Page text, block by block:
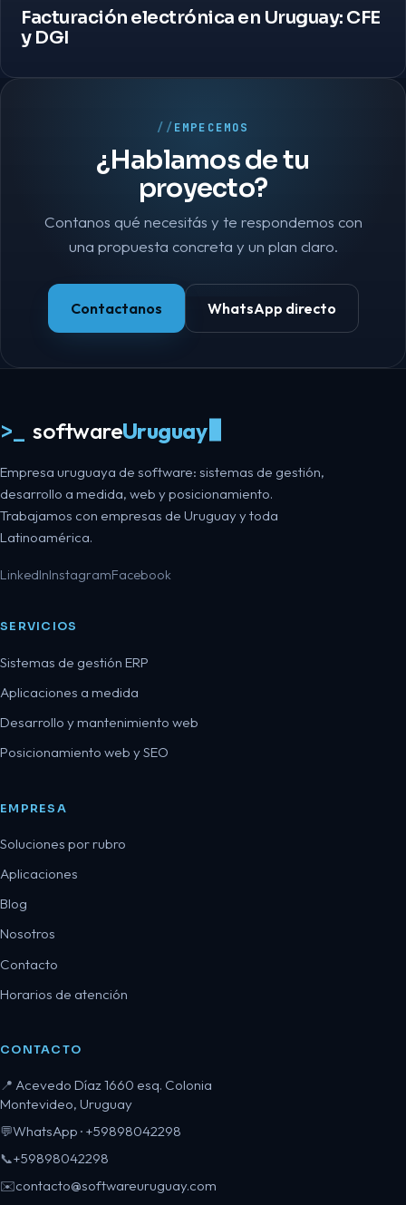
Facturación electrónica en Uruguay: CFE
y DGI
EMPECEMOS
¿Hablamos de tu
proyecto?
Contanos qué necesitás y te respondemos con
una propuesta concreta y un plan claro.
Contactanos WhatsApp directo
>_ softwareUruguay
Empresa uruguaya de software: sistemas de gestión,
desarrollo a medida, web y posicionamiento.
Trabajamos con empresas de Uruguay y toda
Latinoamérica.
LinkedInInstagramFacebook
SERVICIOS
Sistemas de gestión ERP
Aplicaciones a medida
Desarrollo y mantenimiento web
Posicionamiento web y SEO
EMPRESA
Soluciones por rubro
Aplicaciones
Blog
Nosotros
Contacto
Horarios de atención
CONTACTO
📍 Acevedo Díaz 1660 esq. Colonia
Montevideo, Uruguay
💬WhatsApp · +59898042298
📞+59898042298
✉️contacto@softwareuruguay.com